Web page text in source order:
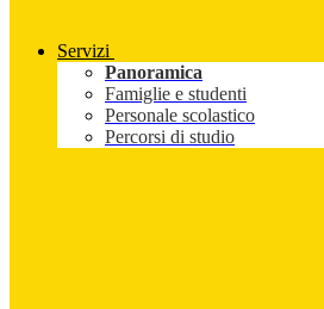
Servizi
Panoramica
Famiglie e studenti
Personale scolastico
Percorsi di studio